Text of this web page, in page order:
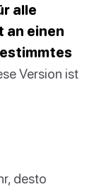
alle
an einen
Version ist
desto